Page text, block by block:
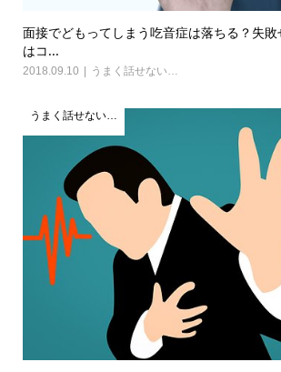
面接でどもってしまう吃音症は落ちる？失
はコ...
2018.09.10 うまく話せない…
うまく話せない…